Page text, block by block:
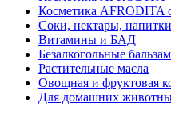
Косметика AFRODITA
Соки, нектары, напитки
Витамины и БАД
Безалкогольные
Растительные масла
Овощная и фруктовая
Для домашних